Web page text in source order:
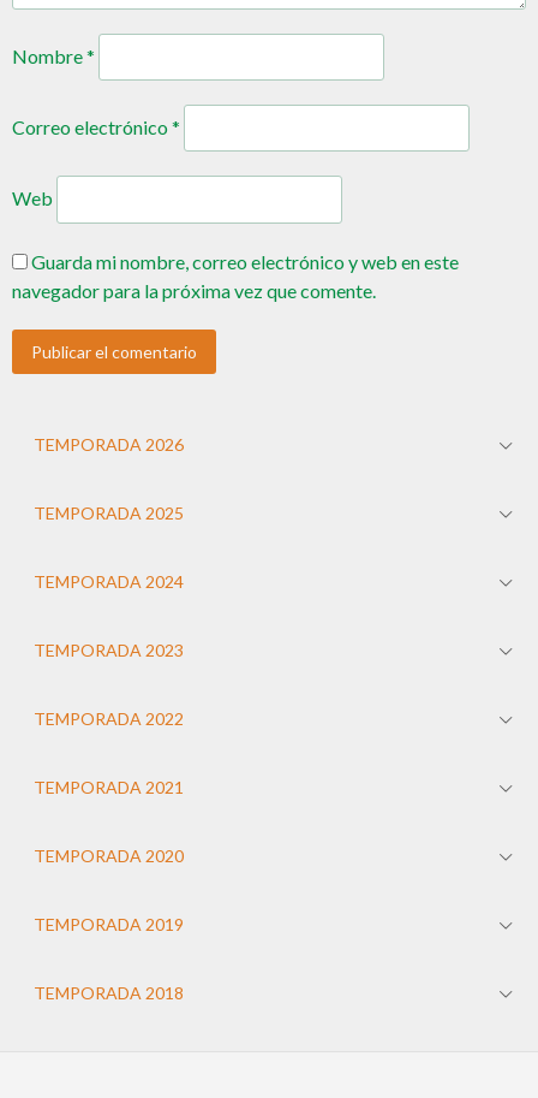
Nombre*
Correo electrónico*
Web
Guarda mi nombre, correo electrónico y web en este
navegador para la próxima vez que comente.
TEMPORADA 2026
TEMPORADA 2025
TEMPORADA 2024
TEMPORADA 2023
TEMPORADA 2022
TEMPORADA 2021
TEMPORADA 2020
TEMPORADA 2019
TEMPORADA 2018